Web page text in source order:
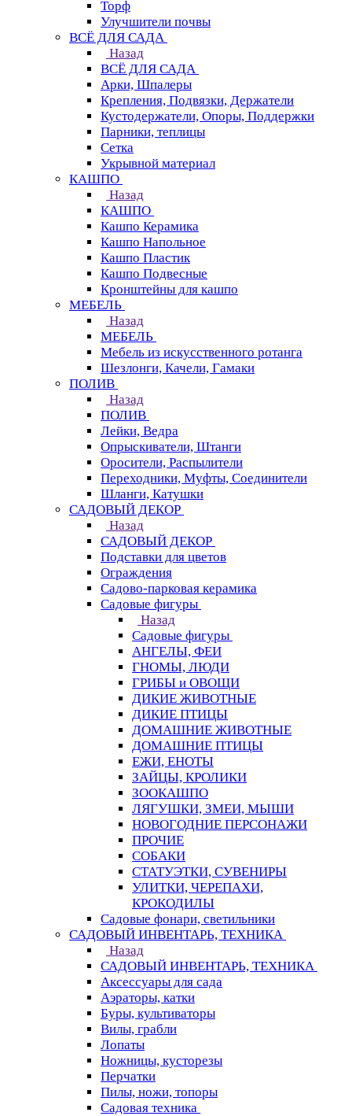
Торф
Улучшители почвы
ВСЁ ДЛЯ САДА
Назад
ВСЁ ДЛЯ САДА
Арки, Шпалеры
Крепления, Подвязки, Держатели
Кустодержатели, Опоры, Поддержки
Парники, теплицы
Сетка
Укрывной материал
КАШПО
Назад
КАШПО
Кашпо Керамика
Кашпо Напольное
Кашпо Пластик
Кашпо Подвесные
Кронштейны для кашпо
МЕБЕЛЬ
Назад
МЕБЕЛЬ
Мебель из искусственного ротанга
Шезлонги, Качели, Гамаки
ПОЛИВ
Назад
ПОЛИВ
Лейки, Ведра
Опрыскиватели, Штанги
Оросители, Распылители
Переходники, Муфты, Соединители
Шланги, Катушки
САДОВЫЙ ДЕКОР
Назад
САДОВЫЙ ДЕКОР
Подставки для цветов
Ограждения
Садово-парковая керамика
Садовые фигуры
Назад
Садовые фигуры
АНГЕЛЫ, ФЕИ
ГНОМЫ, ЛЮДИ
ГРИБЫ и ОВОЩИ
ДИКИЕ ЖИВОТНЫЕ
ДИКИЕ ПТИЦЫ
ДОМАШНИЕ ЖИВОТНЫЕ
ДОМАШНИЕ ПТИЦЫ
ЕЖИ, ЕНОТЫ
ЗАЙЦЫ, КРОЛИКИ
ЗООКАШПО
ЛЯГУШКИ, ЗМЕИ, МЫШИ
НОВОГОДНИЕ ПЕРСОНАЖИ
ПРОЧИЕ
СОБАКИ
СТАТУЭТКИ, СУВЕНИРЫ
УЛИТКИ, ЧЕРЕПАХИ,
КРОКОДИЛЫ
Садовые фонари, светильники
САДОВЫЙ ИНВЕНТАРЬ, ТЕХНИКА
Назад
САДОВЫЙ ИНВЕНТАРЬ, ТЕХНИКА
Аксессуары для сада
Аэраторы, катки
Буры, культиваторы
Вилы, грабли
Лопаты
Ножницы, кусторезы
Перчатки
Пилы, ножи, топоры
Садовая техника